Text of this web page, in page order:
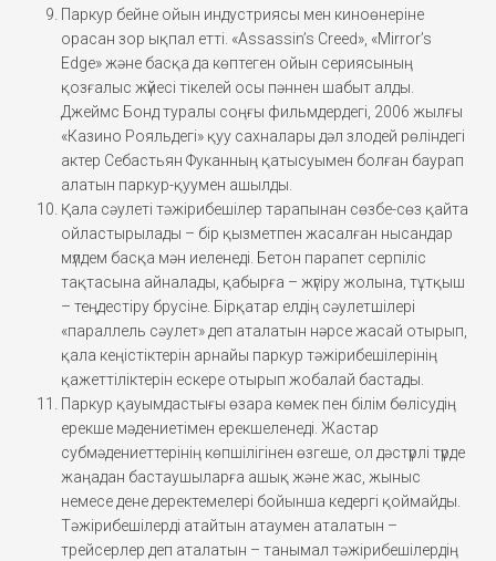
Паркур бейне ойын индустриясы мен киноөнеріне
орасан зор ықпал етті. «Assassin’s Creed», «Mirror’s
Edge» және басқа да көптеген ойын сериясының
қозғалыс жүйесі тікелей осы пәннен шабыт алды.
Джеймс Бонд туралы соңғы фильмдердегі, 2006 жылғы
«Казино Рояльдегі» қуу сахналары дәл злодей рөліндегі
актер Себастьян Фуканның қатысуымен болған баурап
алатын паркур-қуумен ашылды.
Қала сәулеті тәжірибешілер тарапынан сөзбе-сөз қайта
ойластырылады – бір қызметпен жасалған нысандар
мүлдем басқа мән иеленеді. Бетон парапет серпіліс
тақтасына айналады, қабырға – жүгіру жолына, тұтқыш
– теңдестіру брусіне. Бірқатар елдің сәулетшілері
«параллель сәулет» деп аталатын нәрсе жасай отырып,
қала кеңістіктерін арнайы паркур тәжірибешілерінің
қажеттіліктерін ескере отырып жобалай бастады.
Паркур қауымдастығы өзара көмек пен білім бөлісудің
ерекше мәдениетімен ерекшеленеді. Жастар
субмәдениеттерінің көпшілігінен өзгеше, ол дәстүрлі түрде
жаңадан бастаушыларға ашық және жас, жыныс
немесе дене деректемелері бойынша кедергі қоймайды.
Тәжірибешілерді атайтын атаумен аталатын –
трейсерлер деп аталатын – танымал тәжірибешілердің